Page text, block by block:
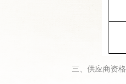
三、供应商资格